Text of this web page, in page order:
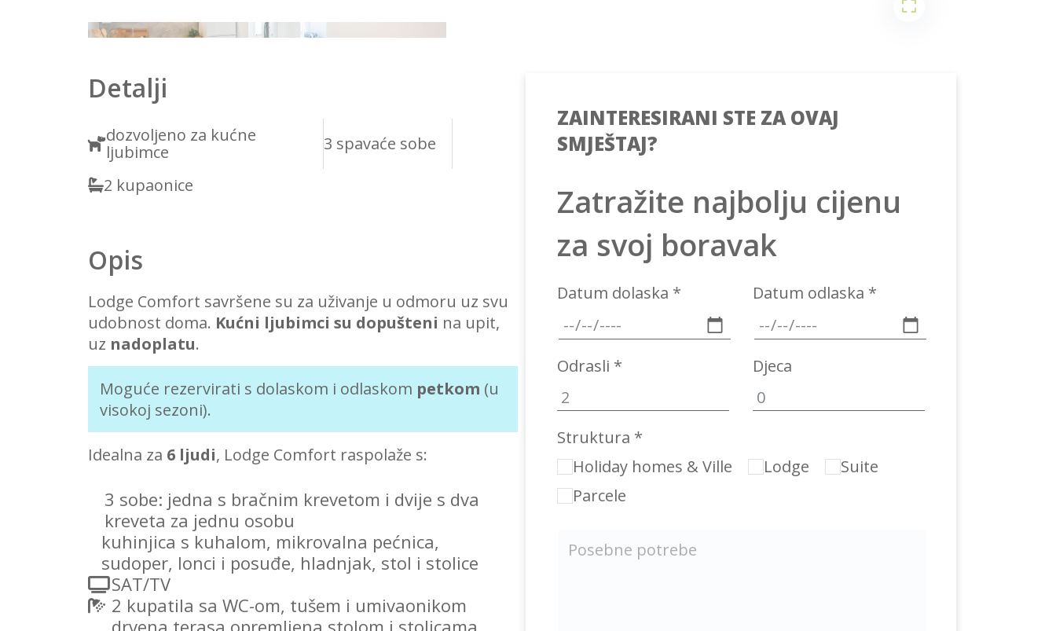
12
Detalji
dozvoljeno za kućne
ljubimce
3 spavaće sobe
2 kupaonice
Opis
Lodge Comfort savršene su za uživanje u odmoru uz svu
udobnost doma. Kućni ljubimci su dopušteni na upit,
uz nadoplatu.
Moguće rezervirati s dolaskom i odlaskom petkom (u
visokoj sezoni).
Idealna za 6 ljudi, Lodge Comfort raspolaže s:
3 sobe: jedna s bračnim krevetom i dvije s dva
kreveta za jednu osobu
kuhinjica s kuhalom, mikrovalna pećnica,
sudoper, lonci i posuđe, hladnjak, stol i stolice
SAT/TV
2 kupatila sa WC-om, tušem i umivaonikom
drvena terasa opremljena stolom i stolicama
ZAINTERESIRANI STE ZA OVAJ
SMJEŠTAJ?
Zatražite najbolju cijenu
za svoj boravak
Datum dolaska * Datum odlaska *
Odrasli * Djeca
Struktura *
Holiday homes & Ville
Lodge
Suite
Parcele